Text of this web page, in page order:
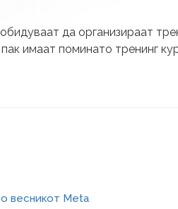
да организираат
имаат поминато тренинг
весникот Meta